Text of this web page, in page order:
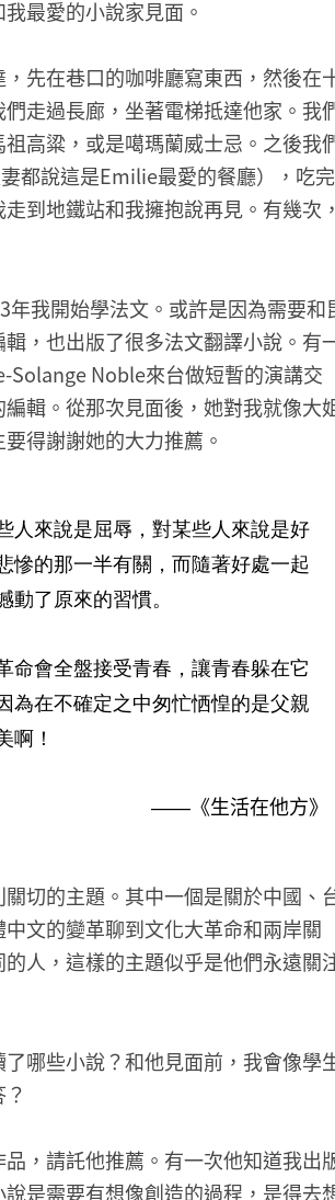
最愛的小說家見面。
先在巷口的咖啡廳寫東西，然後在
走過長廊，坐著電梯抵達他家。我
高粱，或是噶瑪蘭威士忌。之後我
都說這是Emilie最愛的餐廳），吃完
到地鐵站和我擁抱說再見。有幾次，
我開始學法文。或許是因為需要和
，也出版了很多法文翻譯小說。有
Noble來台做短暫的演講交
輯。從那次見面後，她對我就像大
得謝謝她的大力推薦。
人來說是屈辱，對某些人來說是好
慘的那一半有關，而隨著好處一起
了原來的習慣。
命會全盤接受青春，讓青春躲在它
為在不確定之中匆忙恓惶的是父親
啊！
—— 《生活在他方》
切的主題。其中一個是關於中國、
文的變革聊到文化大革命和兩岸關
人，這樣的主題似乎是他們永遠關
哪些小說？和他見面前，我會像學
，請託他推薦。有一次他知道我出
是需要有想像創造的過程，是得去